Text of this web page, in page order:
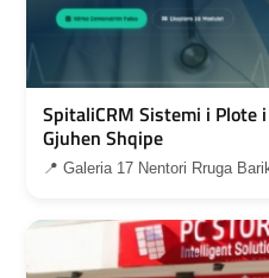
SpitaliCRM Sistemi i Plote
Gjuhen Shqipe
📍 Galeria 17 Nentori Rruga